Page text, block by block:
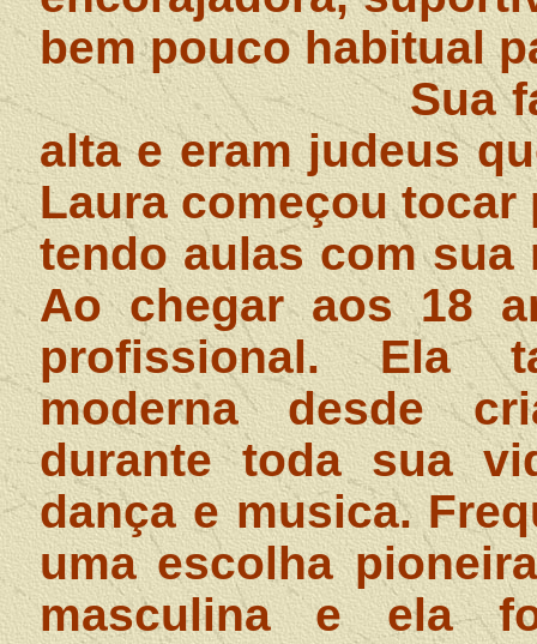
bem pouco habitual
Sua
alta e eram judeus
Laura começou tocar
tendo aulas com sua
Ao chegar aos 18
profissional. Ela
moderna desde
durante toda sua
dança e musica.
uma escolha
masculina e ela